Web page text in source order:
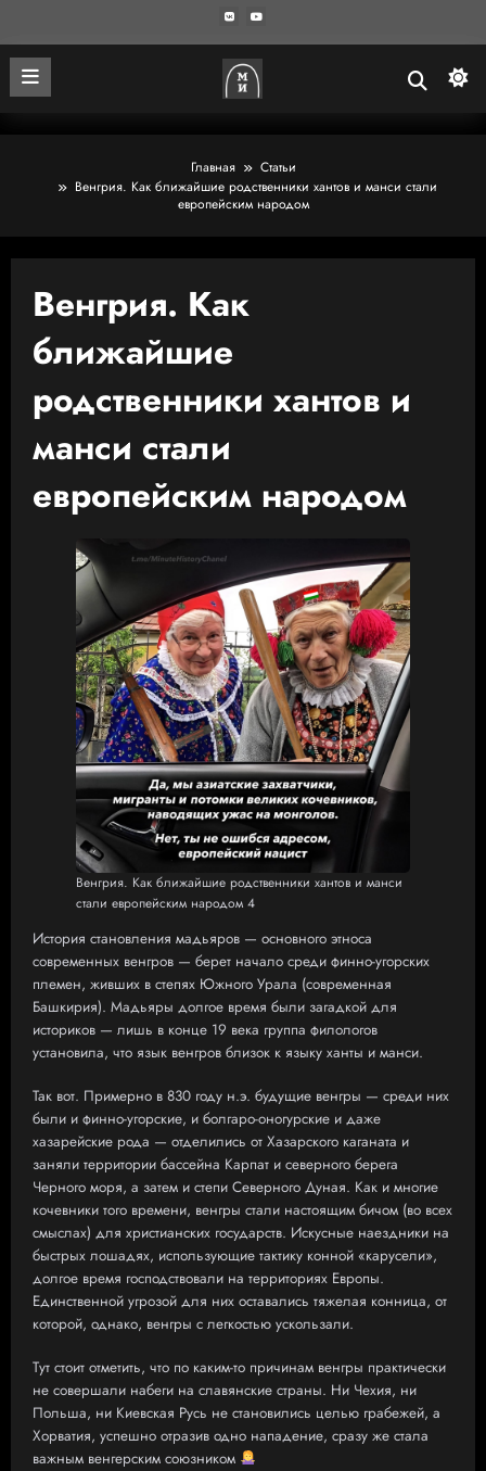
Главная
Статьи
Венгрия. Как ближайшие родственники хантов и манси стали
европейским народом
Венгрия. Как
ближайшие
родственники хантов и
манси стали
европейским народом
Венгрия. Как ближайшие родственники хантов и манси
стали европейским народом 4
История становления мадьяров — основного этноса
современных венгров — берет начало среди финно-угорских
племен, живших в степях Южного Урала (современная
Башкирия). Мадьяры долгое время были загадкой для
историков — лишь в конце 19 века группа филологов
установила, что язык венгров близок к языку ханты и манси.
Так вот. Примерно в 830 году н.э. будущие венгры — среди них
были и финно-угорские, и болгаро-оногурские и даже
хазарейские рода — отделились от Хазарского каганата и
заняли территории бассейна Карпат и северного берега
Черного моря, а затем и степи Северного Дуная. Как и многие
кочевники того времени, венгры стали настоящим бичом (во всех
смыслах) для христианских государств. Искусные наездники на
быстрых лошадях, использующие тактику конной «карусели»,
долгое время господствовали на территориях Европы.
Единственной угрозой для них оставались тяжелая конница, от
которой, однако, венгры с легкостью ускользали.
Тут стоит отметить, что по каким-то причинам венгры практически
не совершали набеги на славянские страны. Ни Чехия, ни
Польша, ни Киевская Русь не становились целью грабежей, а
Хорватия, успешно отразив одно нападение, сразу же стала
важным венгерским союзником